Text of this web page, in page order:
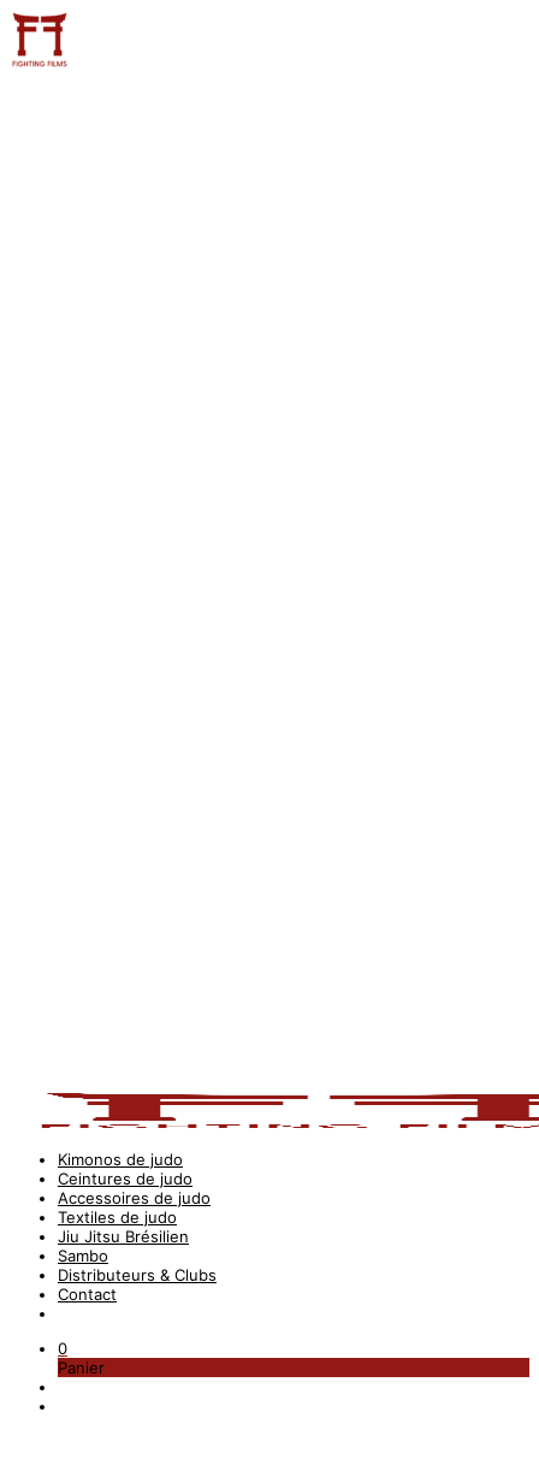
Kimonos de judo
Ceintures de judo
Accessoires de judo
Textiles de judo
Jiu Jitsu Brésilien
Sambo
Distributeurs & Clubs
Contact
0
Panier